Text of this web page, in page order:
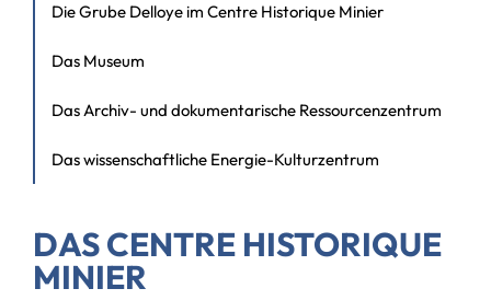
Die Grube Delloye im Centre Historique Minier
Das Museum
Das Archiv- und dokumentarische Ressourcenzentrum
Das wissenschaftliche Energie-Kulturzentrum
DAS CENTRE HISTORIQUE
MINIER